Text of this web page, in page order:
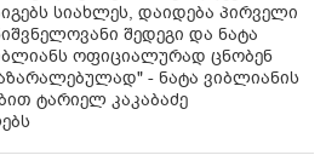
სიახლეს, დაიდება პირველი
შედეგი და ნატა
ოფიციალურად ცნობენ
- ნატა ვიბლიანის
ტარიელ კაკაბაძე